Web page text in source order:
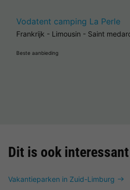
Vodatent camping La Perle
Frankrijk - Limousin - Saint
Beste aanbieding
Dit is ook interessant
Vakantieparken in Zuid-Limburg